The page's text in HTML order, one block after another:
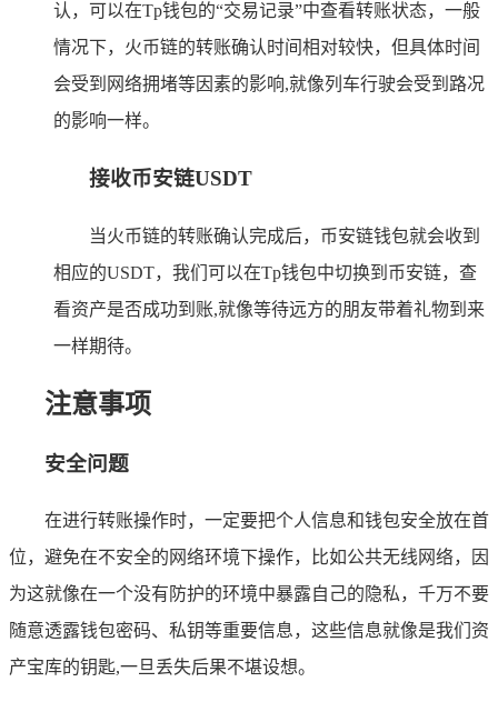
认，可以在Tp钱包的“交易记录”中查看转账状态，一般
情况下，火币链的转账确认时间相对较快，但具体时间
会受到网络拥堵等因素的影响,就像列车行驶会受到路况
的影响一样。
接收币安链USDT
当火币链的转账确认完成后，币安链钱包就会收到
相应的USDT，我们可以在Tp钱包中切换到币安链，查
看资产是否成功到账,就像等待远方的朋友带着礼物到来
一样期待。
注意事项
安全问题
在进行转账操作时，一定要把个人信息和钱包安全放在首
位，避免在不安全的网络环境下操作，比如公共无线网络，因
为这就像在一个没有防护的环境中暴露自己的隐私，千万不要
随意透露钱包密码、私钥等重要信息，这些信息就像是我们资
产宝库的钥匙,一旦丢失后果不堪设想。